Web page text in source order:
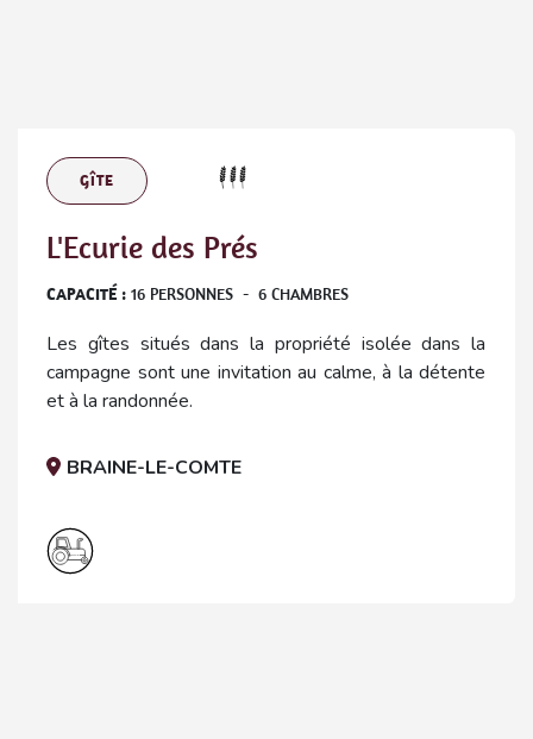
GÎTE
L'Ecurie des Prés
CAPACITÉ : 16 PERSONNES - 6 CHAMBRES
Les gîtes situés dans la propriété isolée dans la
campagne sont une invitation au calme, à la détente
et à la randonnée.
BRAINE-LE-COMTE